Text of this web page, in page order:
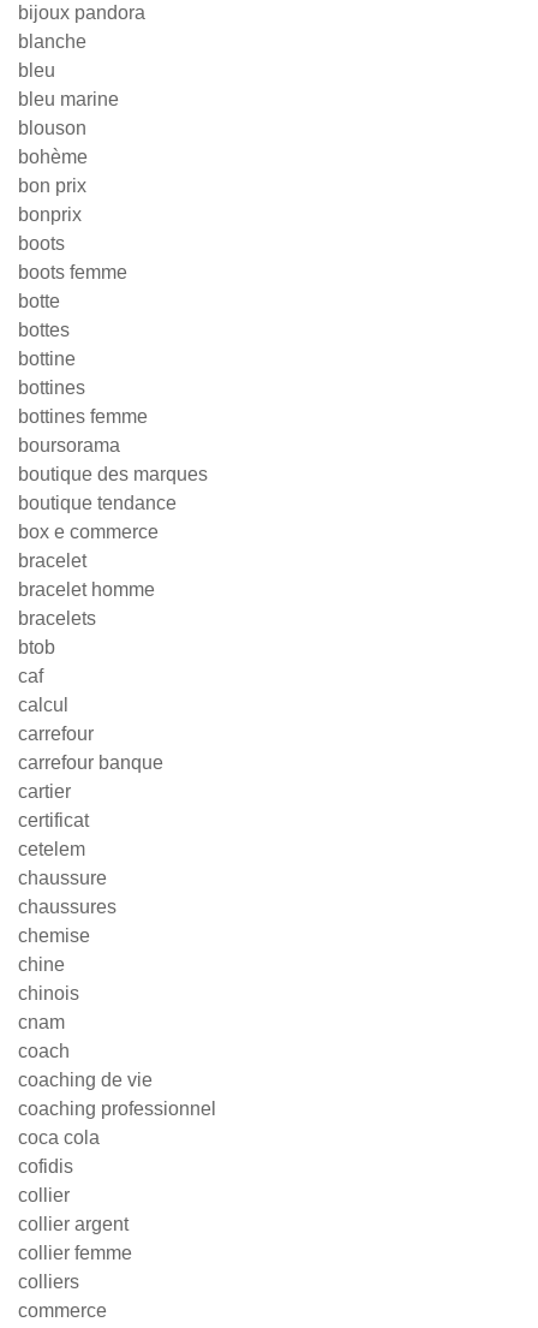
bijoux pandora
blanche
bleu
bleu marine
blouson
bohème
bon prix
bonprix
boots
boots femme
botte
bottes
bottine
bottines
bottines femme
boursorama
boutique des marques
boutique tendance
box e commerce
bracelet
bracelet homme
bracelets
btob
caf
calcul
carrefour
carrefour banque
cartier
certificat
cetelem
chaussure
chaussures
chemise
chine
chinois
cnam
coach
coaching de vie
coaching professionnel
coca cola
cofidis
collier
collier argent
collier femme
colliers
commerce